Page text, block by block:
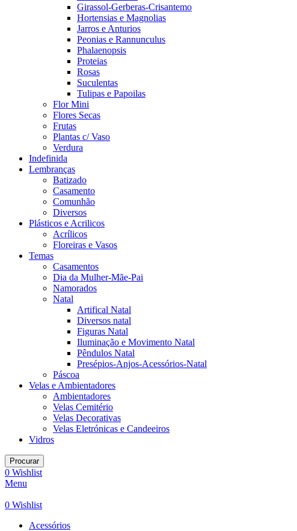
Girassol-Gerberas-Crisantemo
Hortensias e Magnolias
Jarros e Anturios
Peonias e Rannunculus
Phalaenopsis
Proteias
Rosas
Suculentas
Tulipas e Papoilas
Flor Mini
Flores Secas
Frutas
Plantas c/ Vaso
Verdura
Indefinida
Lembranças
Batizado
Casamento
Comunhão
Diversos
Plásticos e Acrilicos
Acrílicos
Floreiras e Vasos
Temas
Casamentos
Dia da Mulher-Mãe-Pai
Namorados
Natal
Artifical Natal
Diversos natal
Figuras Natal
Iluminação e Movimento Natal
Pêndulos Natal
Presépios-Anjos-Acessórios-Natal
Páscoa
Velas e Ambientadores
Ambientadores
Velas Cemitério
Velas Decorativas
Velas Eletrónicas e Candeeiros
Vidros
Procurar
0 Wishlist
Menu
0 Wishlist
Acessórios